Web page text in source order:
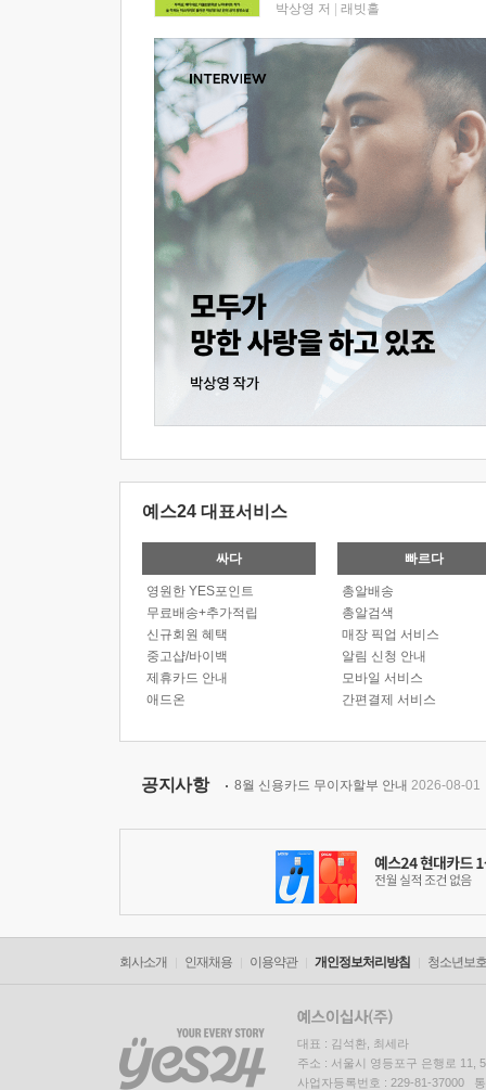
박상영 저 래빗홀
예스24 대표서비스
싸다
영원한 YES포인트
무료배송+추가적립
신규회원 혜택
중고샵/바이백
제휴카드 안내
애드온
빠르다
총알배송
총알검색
매장 픽업 서비스
알림 신청 안내
모바일 서비스
간편결제 서비스
공지사항 8월 신용카드 무이자할부 안내 2026-08-01
회사소개 인재채용 이용약관 개인정보처리방침 청소년보
대표 : 김석환, 최세라
주소 : 서울시 영등포구 은행로 11,
사업자등록번호 : 229-81-37000